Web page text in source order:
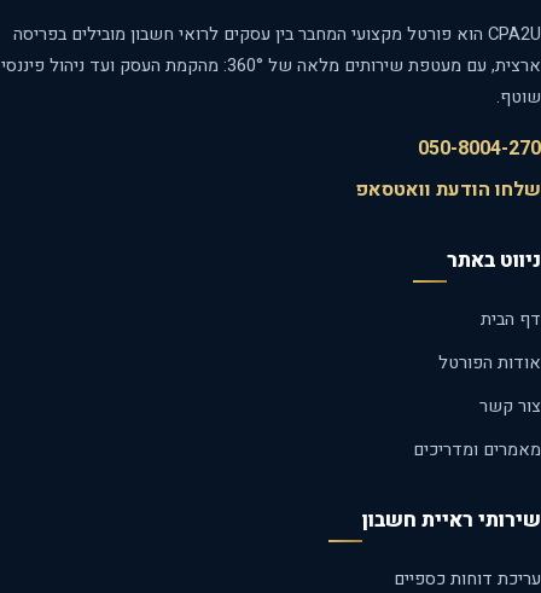
CPA2U הוא פורטל מקצועי המחבר בין עסקים לרואי חשבון מובילים בפריסה
ארצית, עם מעטפת שירותים מלאה של 360°: מהקמת העסק ועד ניהול פיננסי
050-8004-
הודעת וואטסאפ
באתר
הבית
הפורטל
קשר
ומדריכים
ראיית חשבון
דוחות כספיים